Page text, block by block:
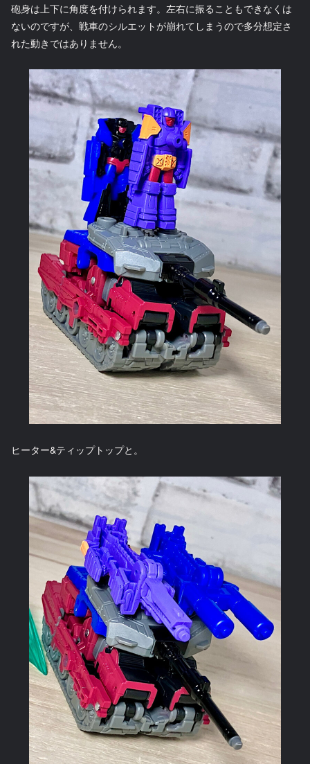
砲身は上下に角度を付けられます。左右に振ることもできなくは
ないのですが、戦車のシルエットが崩れてしまうので多分想定さ
れた動きではありません。
ヒーター&ティップトップと。